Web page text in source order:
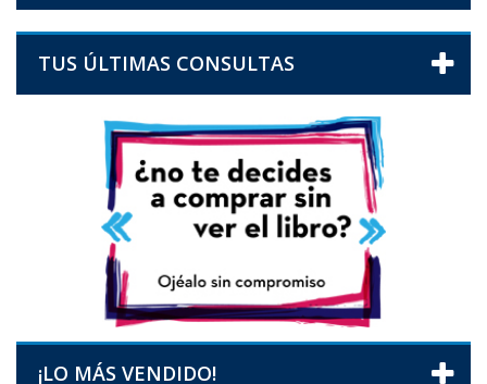
TUS ÚLTIMAS CONSULTAS
¡LO MÁS VENDIDO!